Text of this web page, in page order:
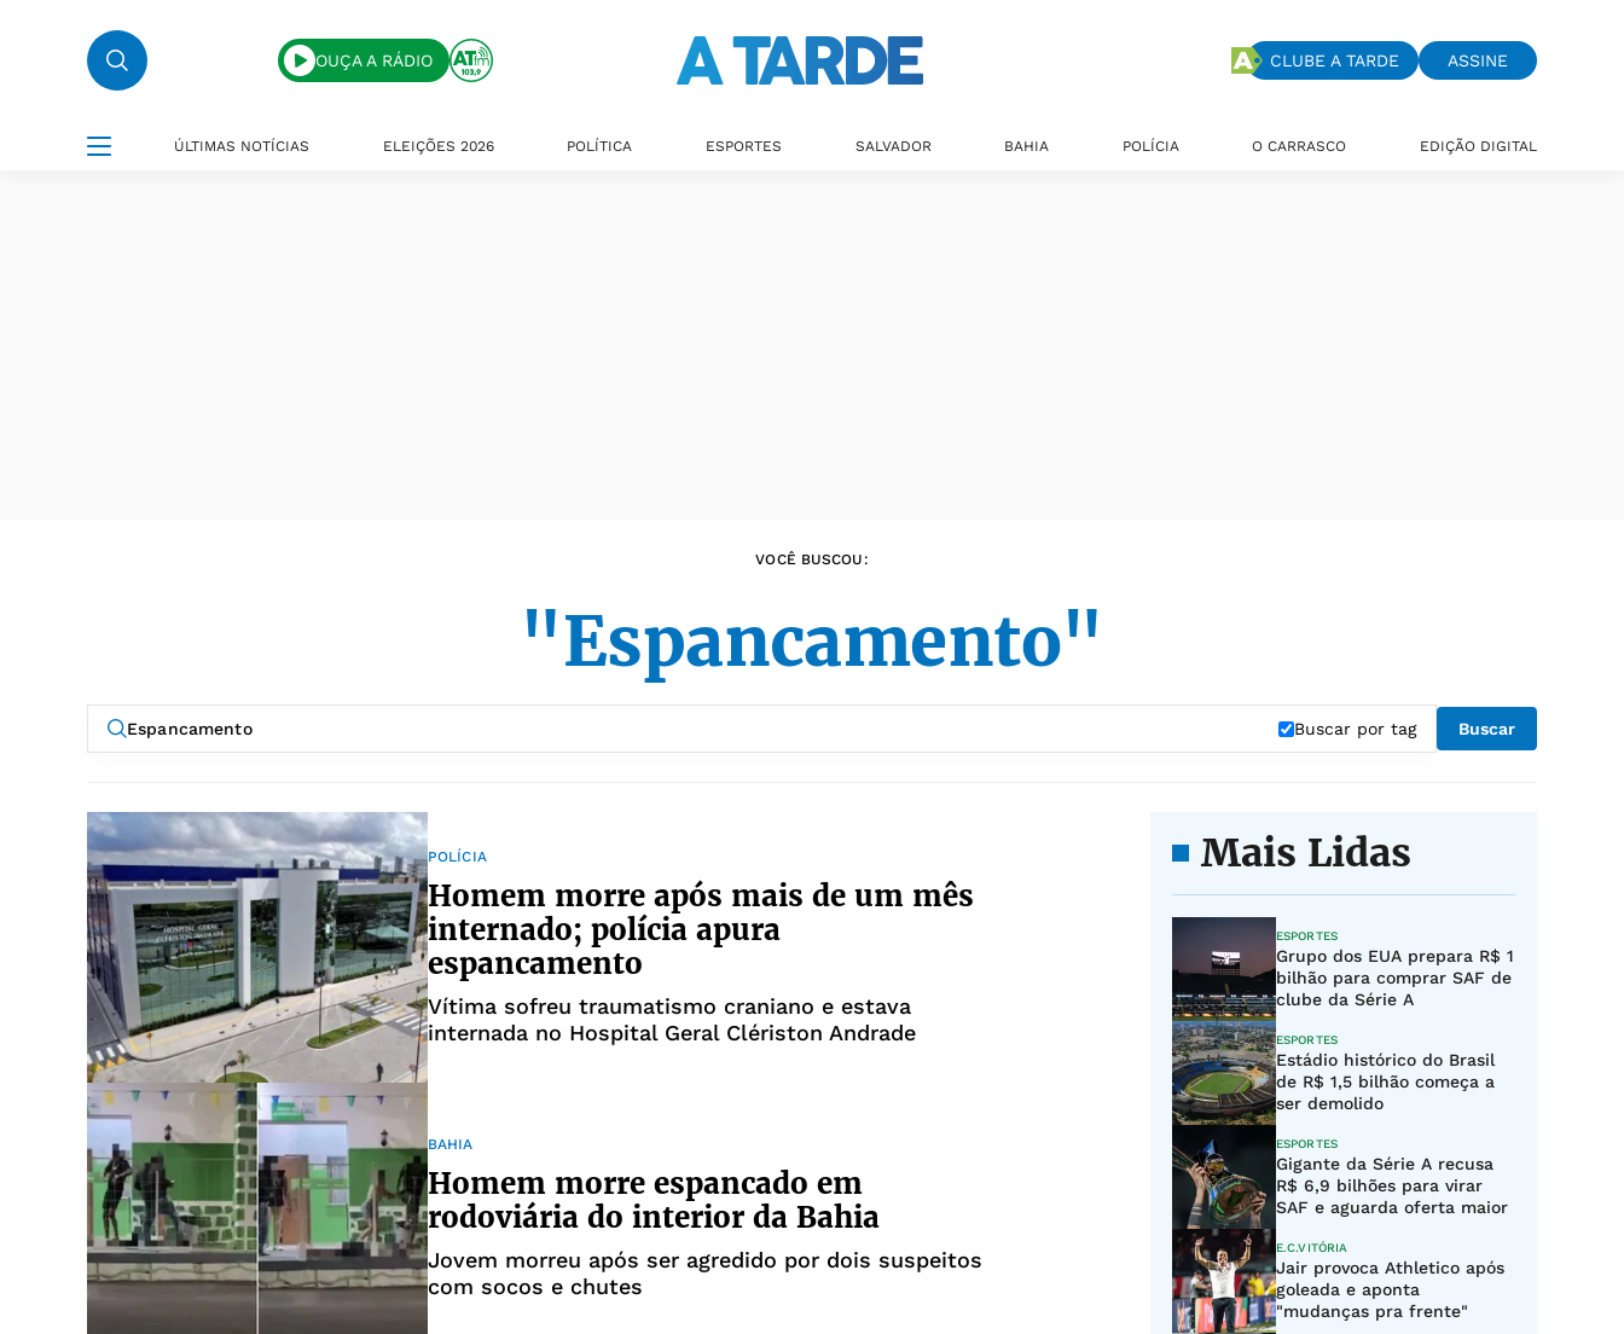
OUÇA A RÁDIO CLUBE A TARDE ASSINE
ÚLTIMAS NOTÍCIAS ELEIÇÕES 2026 POLÍTICA ESPORTES SALVADOR BAHIA POLÍCIA O CARRASCO EDIÇÃO DIGITAL
VOCÊ BUSCOU:
"Espancamento"
Buscar por tag Buscar
POLÍCIA
Homem morre após mais de um mês
internado; polícia apura
espancamento
Vítima sofreu traumatismo craniano e estava
internada no Hospital Geral Clériston Andrade
BAHIA
Homem morre espancado em
rodoviária do interior da Bahia
Jovem morreu após ser agredido por dois suspeitos
com socos e chutes
Mais Lidas
ESPORTES
Grupo dos EUA prepara R$ 1
bilhão para comprar SAF de
clube da Série A
ESPORTES
Estádio histórico do Brasil
de R$ 1,5 bilhão começa a
ser demolido
ESPORTES
Gigante da Série A recusa
R$ 6,9 bilhões para virar
SAF e aguarda oferta maior
E.C.VITÓRIA
Jair provoca Athletico após
goleada e aponta
"mudanças pra frente"